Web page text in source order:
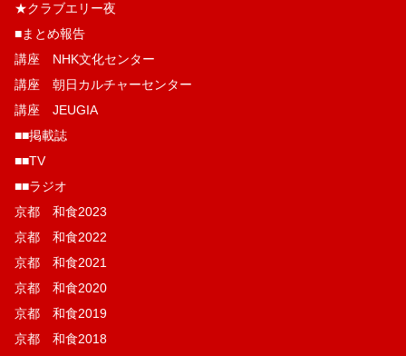
★クラブエリー夜
■まとめ報告
講座 NHK文化センター
講座 朝日カルチャーセンター
講座 JEUGIA
■■掲載誌
■■TV
■■ラジオ
京都 和食2023
京都 和食2022
京都 和食2021
京都 和食2020
京都 和食2019
京都 和食2018